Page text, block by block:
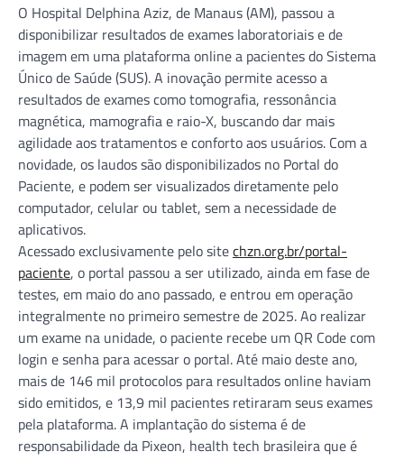
O Hospital Delphina Aziz, de Manaus (AM), passou a
disponibilizar resultados de exames laboratoriais e de
imagem em uma plataforma online a pacientes do Sistema
Único de Saúde (SUS). A inovação permite acesso a
resultados de exames como tomografia, ressonância
magnética, mamografia e raio-X, buscando dar mais
agilidade aos tratamentos e conforto aos usuários. Com a
novidade, os laudos são disponibilizados no Portal do
Paciente, e podem ser visualizados diretamente pelo
computador, celular ou tablet, sem a necessidade de
aplicativos.
Acessado exclusivamente pelo sitechzn.org.br/portal-
paciente, o portal passou a ser utilizado, ainda em fase de
testes, em maio do ano passado, e entrou em operação
integralmente no primeiro semestre de 2025. Ao realizar
um exame na unidade, o paciente recebe um QR Code com
login e senha para acessar o portal. Até maio deste ano,
mais de 146 mil protocolos para resultados online haviam
sido emitidos, e 13,9 mil pacientes retiraram seus exames
pela plataforma. A implantação do sistema é de
responsabilidade da Pixeon, health tech brasileira que é